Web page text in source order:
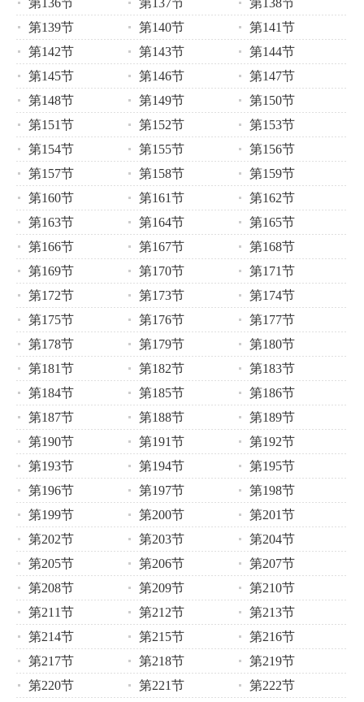
第136节 第137节
第138节
第139节
第140节
第141节
第142节
第143节
第144节
第145节
第146节
第147节
第148节
第149节
第150节
第151节
第152节
第153节
第154节
第155节
第156节
第157节
第158节
第159节
第160节
第161节
第162节
第163节
第164节
第165节
第166节
第167节
第168节
第169节
第170节
第171节
第172节
第173节
第174节
第175节
第176节
第177节
第178节
第179节
第180节
第181节
第182节
第183节
第184节
第185节
第186节
第187节
第188节
第189节
第190节
第191节
第192节
第193节
第194节
第195节
第196节
第197节
第198节
第199节
第200节
第201节
第202节
第203节
第204节
第205节
第206节
第207节
第208节
第209节
第210节
第211节
第212节
第213节
第214节
第215节
第216节
第217节
第218节
第219节
第220节
第221节
第222节